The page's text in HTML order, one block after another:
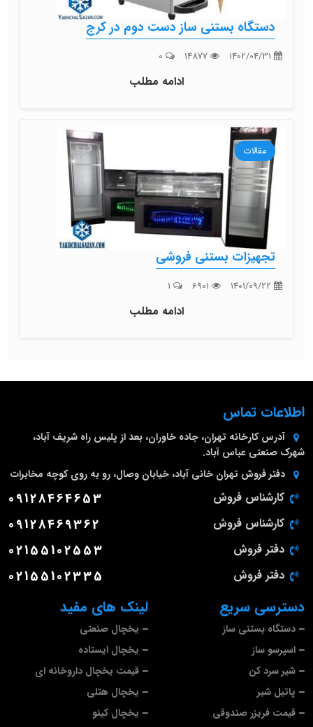
دستگاه بستنی ساز دست دوم در کرج
ادامه مطلب
مقالات
تجهیزات بستنی فروشی
ادامه مطلب
لینک های مفید
یخچال صنعتی
یخچال ایستاده
قیمت یخچال داروخانه ای
یخچال هتلی
یخچال کینو
دسترسی سریع
دستگاه بستنی ساز
اسپرسو ساز
شیر سرد کن
پاتیل شیر
قیمت فریزر صندوقی
اطلاعات تماس
آدرس کارخانه تهران، جاده خاوران، بعد از پلیس راه شریف آباد،
شهرک صنعتی عباس آباد.
دفتر فروش تهران خانی آباد، خیابان وصال، رو به روی کوچه مخابرات
کارشناس فروش 09128464653
کارشناس فروش 09128469362
دفتر فروش 02155102553
دفتر فروش 02155102335